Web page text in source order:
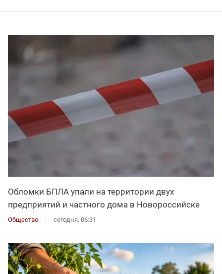
Обломки БПЛА упали на территории двух
предприятий и частного дома в Новороссийске
Общество сегодня, 06:31